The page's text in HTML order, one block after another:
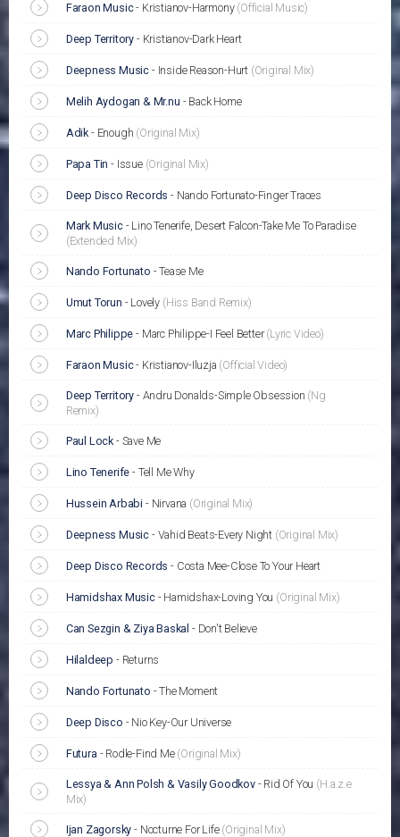
Faraon Music- Kristianov-Harmony (Official Music)
Deep Territory - Kristianov-Dark Heart
Deepness Music - Inside Reason-Hurt (Original Mix)
Melih Aydogan & Mr.nu - Back Home
Adik - Enough (Original Mix)
Papa Tin - Issue (Original Mix)
Deep Disco Records - Nando Fortunato-Finger Traces
Mark Music- Lino Tenerife, Desert Falcon-Take Me To Paradise
(Extended Mix)
Nando Fortunato -Tease Me
Umut Torun - Lovely (Hiss Band Remix)
Marc Philippe - Marc Philippe-I Feel Better(Lyric Video)
Faraon Music- Kristianov-Iluzja (Official Video)
Deep Territory - Andru Donalds-Simple Obsession (Ng
Remix)
Paul Lock - Save Me
Lino Tenerife - Tell Me Why
Hussein Arbabi - Nirvana (Original Mix)
Deepness Music - Vahid Beats-Every Night (Original Mix)
Deep Disco Records - Costa Mee-Close To Your Heart
Hamidshax Music- Hamidshax-Loving You (Original Mix)
Can Sezgin & Ziya Baskal - Don't Believe
Hilaldeep - Returns
Nando Fortunato -The Moment
Deep Disco - Nio Key-Our Universe
Futura - Rodle-Find Me (Original Mix)
Lessya & Ann Polsh & Vasily Goodkov- Rid Of You (H.a.z.e
Mix)
Ijan Zagorsky - Nocturne For Life (Original Mix)